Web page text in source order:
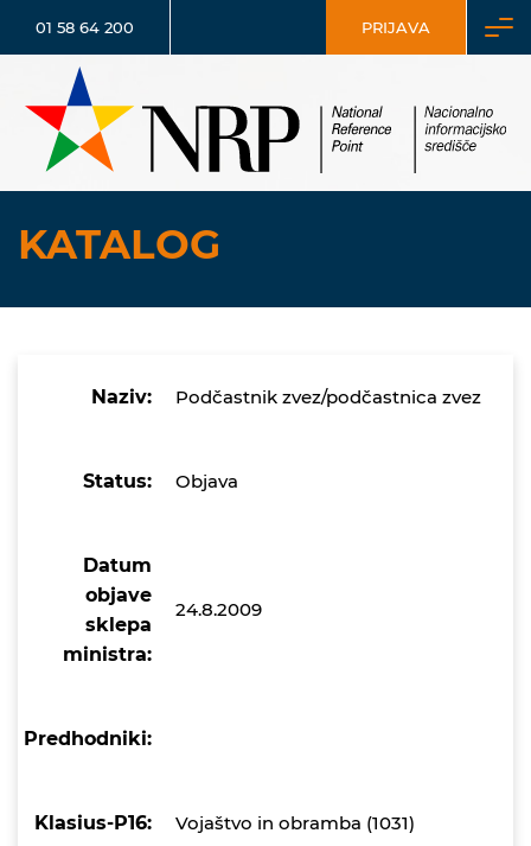
01 58 64 200 PRIJAVA
KATALOG
Naziv: Podčastnik zvez/podčastnica zvez
Status: Objava
Datum
objave
sklepa
ministra:
24.8.2009
Predhodniki:
Klasius-P16: Vojaštvo in obramba (1031)